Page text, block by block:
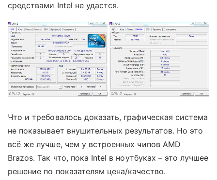
средствами Intel не удастся.
Что и требовалось доказать, графическая система
не показывает внушительных результатов. Но это
всё же лучше, чем у встроенных чипов AMD
Brazos. Так что, пока Intel в ноутбуках – это лучшее
решение по показателям цена/качество.